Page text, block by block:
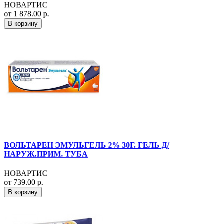
НОВАРТИС
от 1 878.00 р.
В корзину
ВОЛЬТАРЕН ЭМУЛЬГЕЛЬ 2% 30Г. ГЕЛЬ Д/
НАРУЖ.ПРИМ. ТУБА
НОВАРТИС
от 739.00 р.
В корзину